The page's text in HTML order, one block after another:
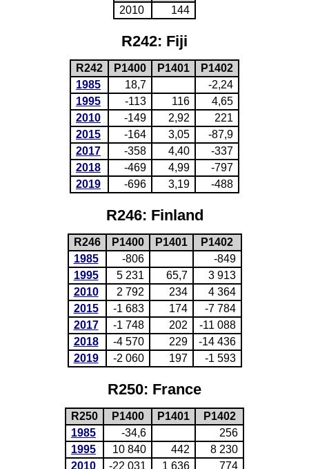
2010
144
R242: Fiji
R242 P1400 P1401
P1402
1985
18,7
-2,24
1995
-113 116
4,65
2010
-149 2,92
221
2015
-164 3,05
-87,9
2017
-358 4,40
-337
2018
-469 4,99
-797
2019
-696 3,19 -488
R246: Finland
R246 P1400 P1401
P1402
1985
-806
-849
1995
5 231 65,7
3 913
2010
2 792 234
4 364
2015
-1 683 174
-7 784
2017
-1 748 202
-11 088
2018
-4 570 229
-14 436
2019
-2 060 197 -1 593
R250: France
R250 P1400 P1401
P1402
1985
-34,6
256
1995
10 840 442
8 230
2010
-22 031 1 636 774